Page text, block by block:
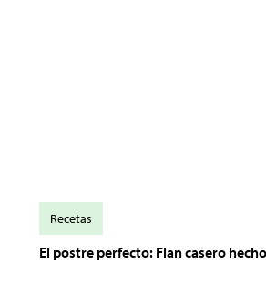
El postre perfecto: Flan casero
Recetas